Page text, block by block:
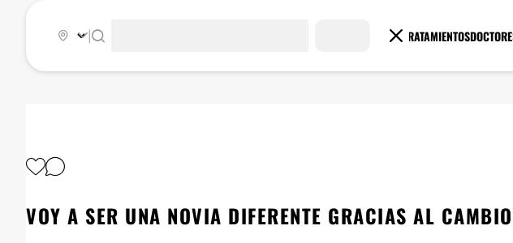
TRATAMIENTOS
VOY A SER UNA NOVIA DIFERENTE GRACIAS AL